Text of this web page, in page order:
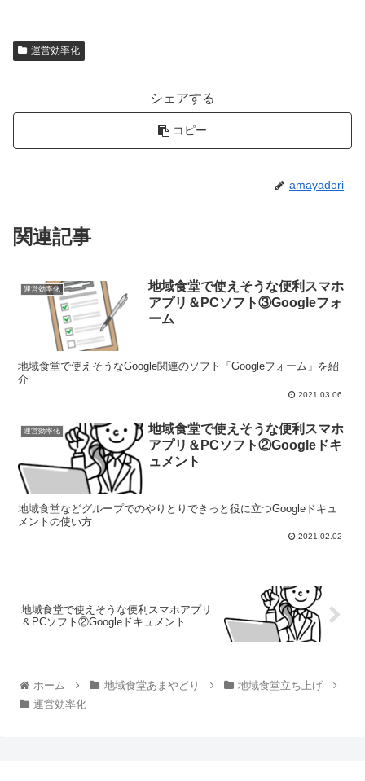
運営効率化
シェアする
コピー
amayadori
関連記事
運営効率化
地域食堂で使えそうな便利スマホ
アプリ＆PCソフト③Googleフォ
ーム
地域食堂で使えそうなGoogle関連のソフト「Googleフォーム」を紹
介
2021.03.06
運営効率化
地域食堂で使えそうな便利スマホ
アプリ＆PCソフト②Googleドキ
ュメント
地域食堂などグループでのやりとりできっと役に立つGoogleドキュ
メントの使い方
2021.02.02
地域食堂で使えそうな便利スマホアプリ
＆PCソフト②Googleドキュメント
ホーム 地域食堂あまやどり
地域食堂立ち上げ
運営効率化